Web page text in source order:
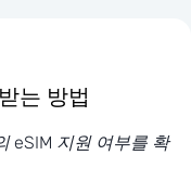
는 방법
eSIM 지원 여부를 확